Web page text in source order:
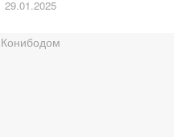
29.01.2025